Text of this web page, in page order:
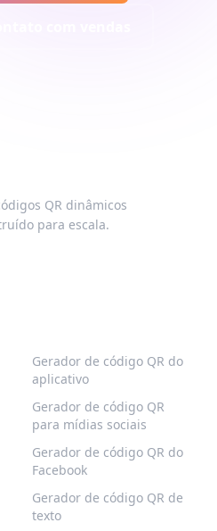
QR dinâmicos
para escala.
Gerador de código QR do
aplicativo
Gerador de código QR
para mídias sociais
Gerador de código QR do
Facebook
Gerador de código QR de
texto